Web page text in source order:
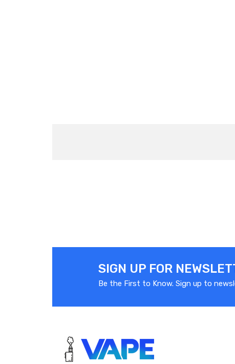
SIGN UP FOR
Be the First to Know. Sign up to